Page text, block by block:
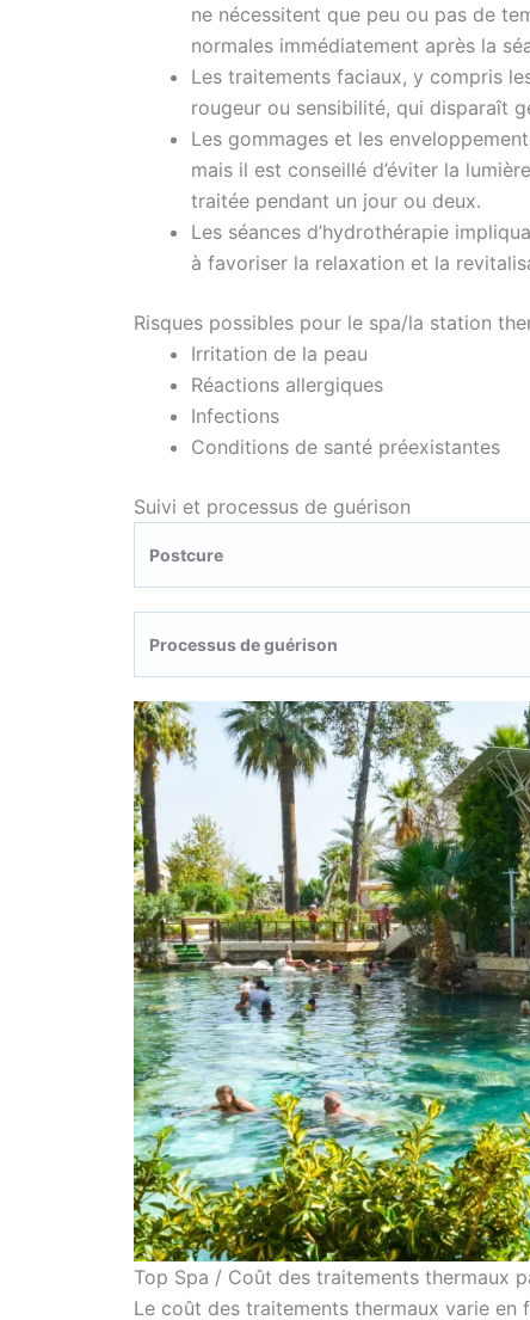
ne nécessitent que peu ou pas de
normales immédiatement après la
Les traitements faciaux, y compris
rougeur ou sensibilité, qui disparaît
Les gommages et les
mais il est conseillé d’éviter la
traitée pendant un jour ou deux.
Les séances d’hydrothérapie
à favoriser la relaxation et la
Risques possibles pour le spa/la station
Irritation de la peau
Réactions allergiques
Infections
Conditions de santé préexistantes
Suivi et processus de guérison
Postcure
Processus de guérison
Top Spa / Coût des traitements thermaux
Le coût des traitements thermaux varie en